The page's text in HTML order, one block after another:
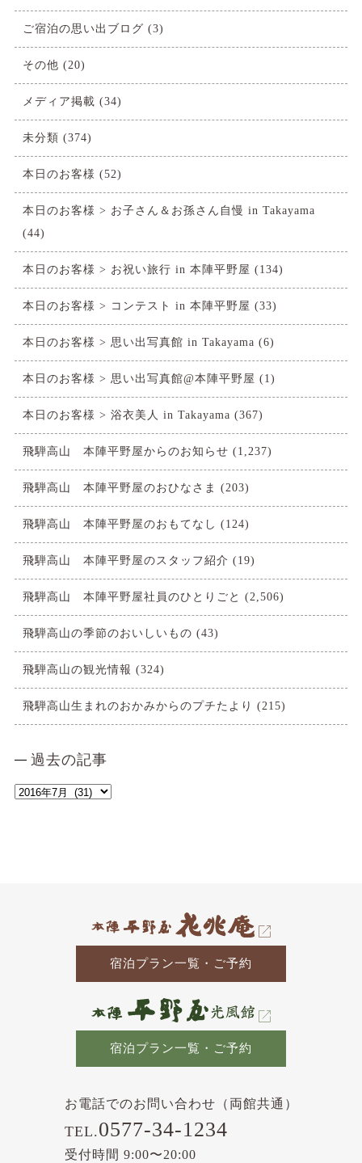
ご宿泊の思い出ブログ (3)
その他 (20)
メディア掲載 (34)
未分類 (374)
本日のお客様 (52)
本日のお客様 > お子さん＆お孫さん自慢 in Takayama
(44)
本日のお客様 > お祝い旅行 in 本陣平野屋 (134)
本日のお客様 > コンテスト in 本陣平野屋 (33)
本日のお客様 > 思い出写真館 in Takayama (6)
本日のお客様 > 思い出写真館@本陣平野屋 (1)
本日のお客様 > 浴衣美人 in Takayama (367)
飛騨高山 本陣平野屋からのお知らせ (1,237)
飛騨高山 本陣平野屋のおひなさま (203)
飛騨高山 本陣平野屋のおもてなし (124)
飛騨高山 本陣平野屋のスタッフ紹介 (19)
飛騨高山 本陣平野屋社員のひとりごと (2,506)
飛騨高山の季節のおいしいもの (43)
飛騨高山の観光情報 (324)
飛騨高山生まれのおかみからのプチたより (215)
過去の記事
過
宿泊プラン一覧・ご予約
宿泊プラン一覧・ご予約
お電話でのお問い合わせ（両館共通）
TEL.0577-34-1234
受付時間 9:00〜20:00